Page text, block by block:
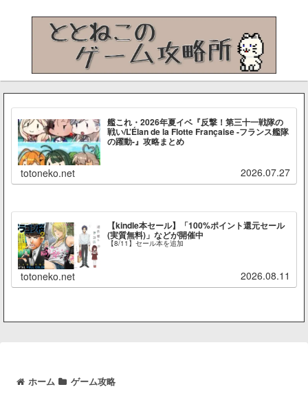
艦これ・2026年夏イベ『反撃！第三十一戦隊の
戦い/L’Élan de la Flotte Française -フランス艦隊
の躍動-』攻略まとめ
totoneko.net 2026.07.27
【kindle本セール】「100%ポイント還元セール
(実質無料)」などが開催中
【8/11】セール本を追加
totoneko.net 2026.08.11
ホーム ゲーム攻略